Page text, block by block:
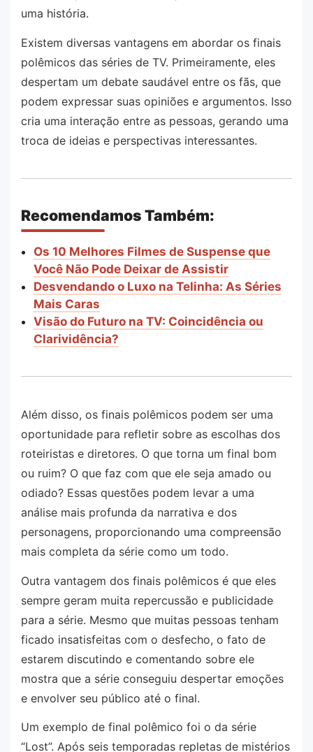
uma história.
Existem diversas vantagens em abordar os finais
polêmicos das séries de TV. Primeiramente, eles
despertam um debate saudável entre os fãs, que
podem expressar suas opiniões e argumentos. Isso
cria uma interação entre as pessoas, gerando uma
troca de ideias e perspectivas interessantes.
Recomendamos Também:
Os 10 Melhores Filmes de Suspense que
Você Não Pode Deixar de Assistir
Desvendando o Luxo na Telinha: As Séries
Mais Caras
Visão do Futuro na TV: Coincidência ou
Clarividência?
Além disso, os finais polêmicos podem ser uma
oportunidade para refletir sobre as escolhas dos
roteiristas e diretores. O que torna um final bom
ou ruim? O que faz com que ele seja amado ou
odiado? Essas questões podem levar a uma
análise mais profunda da narrativa e dos
personagens, proporcionando uma compreensão
mais completa da série como um todo.
Outra vantagem dos finais polêmicos é que eles
sempre geram muita repercussão e publicidade
para a série. Mesmo que muitas pessoas tenham
ficado insatisfeitas com o desfecho, o fato de
estarem discutindo e comentando sobre ele
mostra que a série conseguiu despertar emoções
e envolver seu público até o final.
Um exemplo de final polêmico foi o da série
“Lost”. Após seis temporadas repletas de mistérios